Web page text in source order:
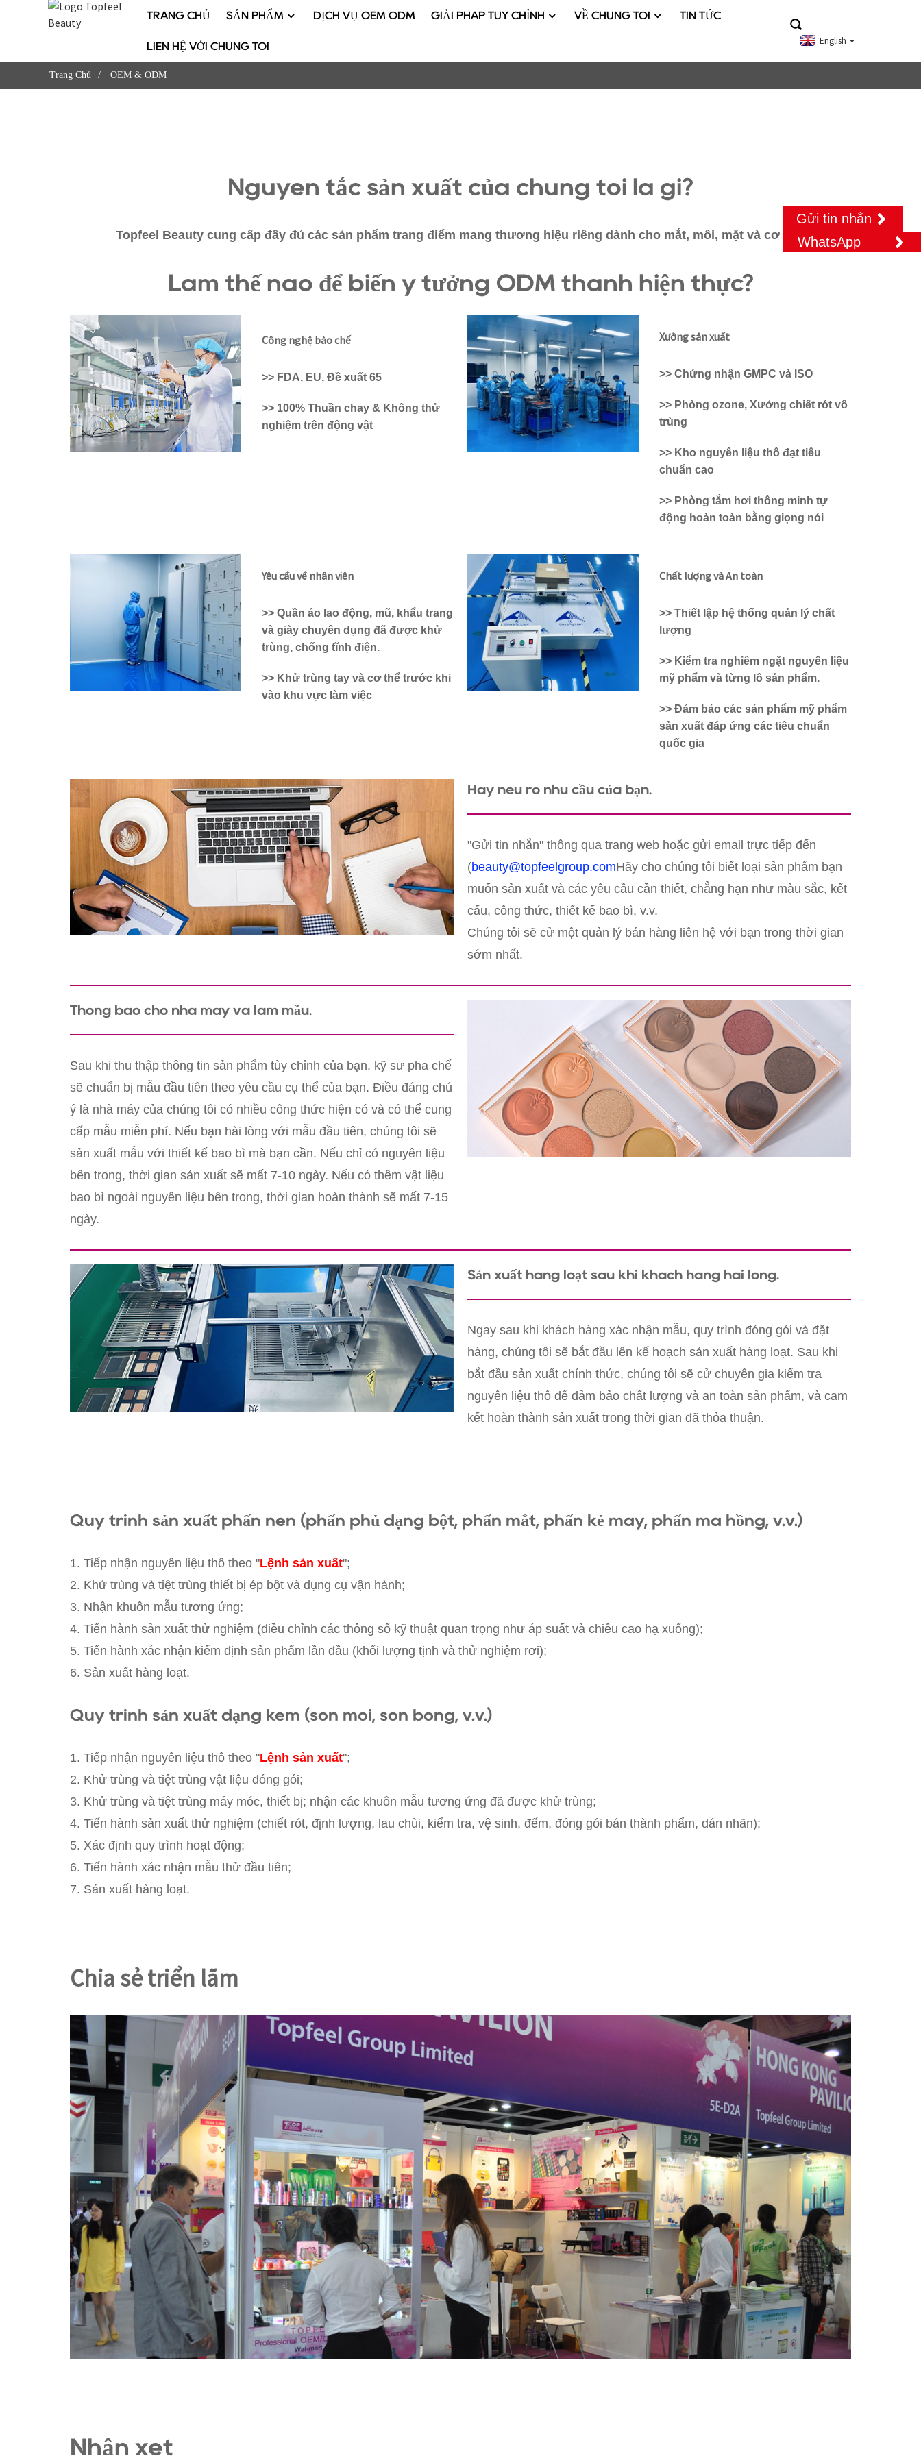
TRANG CHỦ SẢN PHẨM DỊCH VỤ OEM ODM GIẢI PHÁP TÙY CHỈNH VỀ CHÚNG TÔI TIN TỨC
LIÊN HỆ VỚI CHÚNG TÔI English
Trang Chủ OEM & ODM
Nguyên tắc sản xuất của chúng tôi là gì?
Topfeel Beauty cung cấp đầy đủ các sản phẩm trang điểm mang thương hiệu riêng dành cho mắt, môi, mặt và cơ thể.
Làm thế nào để biến ý tưởng ODM thành hiện thực?
Công nghệ bào chế
>> FDA, EU, Đề xuất 65
>> 100% Thuần chay & Không thử
nghiệm trên động vật
Xưởng sản xuất
>> Chứng nhận GMPC và ISO
>> Phòng ozone, Xưởng chiết rót vô
trùng
>> Kho nguyên liệu thô đạt tiêu
chuẩn cao
>> Phòng tắm hơi thông minh tự
động hoàn toàn bằng giọng nói
Yêu cầu về nhân viên
>> Quần áo lao động, mũ, khẩu trang
và giày chuyên dụng đã được khử
trùng, chống tĩnh điện.
>> Khử trùng tay và cơ thể trước khi
vào khu vực làm việc
Chất lượng và An toàn
>> Thiết lập hệ thống quản lý chất
lượng
>> Kiểm tra nghiêm ngặt nguyên liệu
mỹ phẩm và từng lô sản phẩm.
>> Đảm bảo các sản phẩm mỹ phẩm
sản xuất đáp ứng các tiêu chuẩn
quốc gia
Hãy nêu rõ nhu cầu của bạn.
"Gửi tin nhắn" thông qua trang web hoặc gửi email trực tiếp đến
(beauty@topfeelgroup.comHãy cho chúng tôi biết loại sản phẩm bạn
muốn sản xuất và các yêu cầu cần thiết, chẳng hạn như màu sắc, kết
cấu, công thức, thiết kế bao bì, v.v.
Chúng tôi sẽ cử một quản lý bán hàng liên hệ với bạn trong thời gian
sớm nhất.
Thông báo cho nhà máy và làm mẫu.
Sau khi thu thập thông tin sản phẩm tùy chỉnh của bạn, kỹ sư pha chế
sẽ chuẩn bị mẫu đầu tiên theo yêu cầu cụ thể của bạn. Điều đáng chú
ý là nhà máy của chúng tôi có nhiều công thức hiện có và có thể cung
cấp mẫu miễn phí. Nếu bạn hài lòng với mẫu đầu tiên, chúng tôi sẽ
sản xuất mẫu với thiết kế bao bì mà bạn cần. Nếu chỉ có nguyên liệu
bên trong, thời gian sản xuất sẽ mất 7-10 ngày. Nếu có thêm vật liệu
bao bì ngoài nguyên liệu bên trong, thời gian hoàn thành sẽ mất 7-15
ngày.
Sản xuất hàng loạt sau khi khách hàng hài lòng.
Ngay sau khi khách hàng xác nhận mẫu, quy trình đóng gói và đặt
hàng, chúng tôi sẽ bắt đầu lên kế hoạch sản xuất hàng loạt. Sau khi
bắt đầu sản xuất chính thức, chúng tôi sẽ cử chuyên gia kiểm tra
nguyên liệu thô để đảm bảo chất lượng và an toàn sản phẩm, và cam
kết hoàn thành sản xuất trong thời gian đã thỏa thuận.
Quy trình sản xuất phấn nén (phấn phủ dạng bột, phấn mắt, phấn kẻ mày, phấn má hồng, v.v.)
1. Tiếp nhận nguyên liệu thô theo "Lệnh sản xuất";
2. Khử trùng và tiệt trùng thiết bị ép bột và dụng cụ vận hành;
3. Nhận khuôn mẫu tương ứng;
4. Tiến hành sản xuất thử nghiệm (điều chỉnh các thông số kỹ thuật quan trọng như áp suất và chiều cao hạ xuống);
5. Tiến hành xác nhận kiểm định sản phẩm lần đầu (khối lượng tịnh và thử nghiệm rơi);
6. Sản xuất hàng loạt.
Quy trình sản xuất dạng kem (son môi, son bóng, v.v.)
1. Tiếp nhận nguyên liệu thô theo "Lệnh sản xuất";
2. Khử trùng và tiệt trùng vật liệu đóng gói;
3. Khử trùng và tiệt trùng máy móc, thiết bị; nhận các khuôn mẫu tương ứng đã được khử trùng;
4. Tiến hành sản xuất thử nghiệm (chiết rót, định lượng, lau chùi, kiểm tra, vệ sinh, đếm, đóng gói bán thành phẩm, dán nhãn);
5. Xác định quy trình hoạt động;
6. Tiến hành xác nhận mẫu thử đầu tiên;
7. Sản xuất hàng loạt.
Chia sẻ triển lãm
Nhận xét
Gửi tin nhắn
WhatsApp